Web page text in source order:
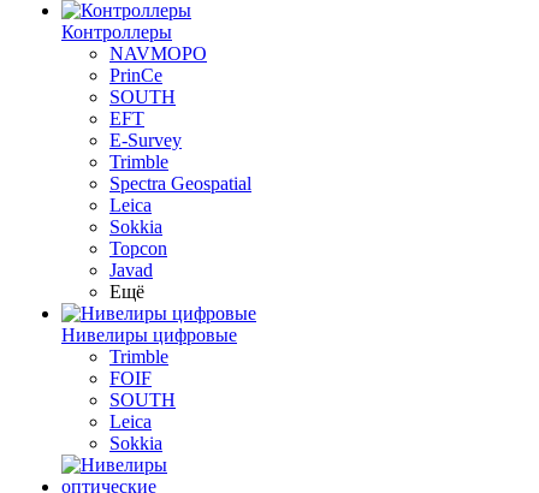
Контроллеры
NAVMOPO
PrinCe
SOUTH
EFT
E-Survey
Trimble
Spectra Geospatial
Leica
Sokkia
Topcon
Javad
Ещё
Нивелиры цифровые
Trimble
FOIF
SOUTH
Leica
Sokkia